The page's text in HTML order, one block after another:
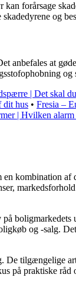
forårsage
og
anbefales at
og
| Det skal
dit hus • Fresia –
| Hvilken
kombination
og -salg.
tilgængelige
på praktiske